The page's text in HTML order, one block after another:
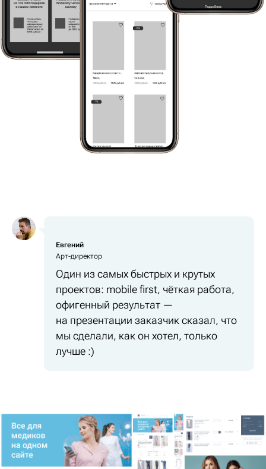
Евгений
Арт-директор
Один из самых быстрых и крутых
проектов: mobile first, чёткая работа,
офигенный результат —
на презентации заказчик сказал, что
мы сделали, как он хотел, только
лучше :)